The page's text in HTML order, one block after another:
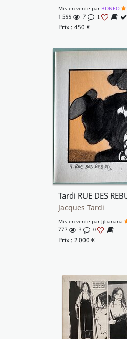
Mis en vente par BDNEO
1 599
7 1
Prix : 450 €
Jacques Tardi
Mis en vente par Jjbanana
777
3 0
Prix : 2 000 €